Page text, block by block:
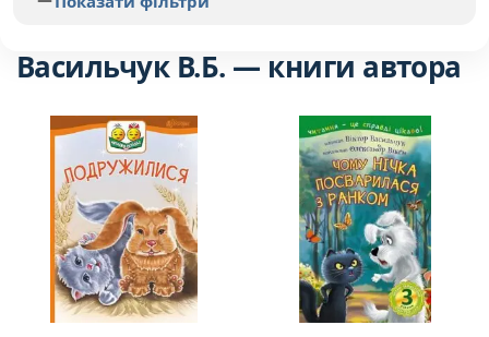
Васильчук В.Б. — книги автора